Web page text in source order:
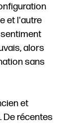
et l'autre
alors
sans
et
De récentes